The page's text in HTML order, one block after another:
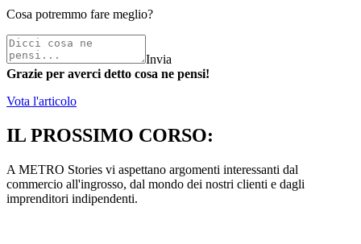
Cosa potremmo fare meglio?
Invia
Grazie per averci detto cosa ne pensi!
Vota l'articolo
IL PROSSIMO CORSO:
A METRO Stories vi aspettano argomenti interessanti dal
commercio all'ingrosso, dal mondo dei nostri clienti e dagli
imprenditori indipendenti.